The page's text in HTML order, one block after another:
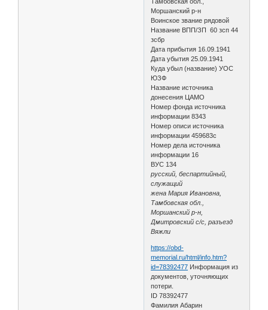
Моршанский р-н
Воинское звание рядовой
Название ВПП/ЗП 60 зсп 44
зсбр
Дата прибытия 16.09.1941
Дата убытия 25.09.1941
Куда убыл (название) УОС
ЮЗФ
Название источника
донесения ЦАМО
Номер фонда источника
информации 8343
Номер описи источника
информации 459683с
Номер дела источника
информации 16
ВУС 134
русский, беспартийный,
служащий
жена Мария Ивановна,
Тамбовская обл.,
Моршанский р-н,
Дмитровский с/с, разъезд
Вяжли
https://obd-
memorial.ru/html/info.htm?
id=78392477 Информация из
документов, уточняющих
потери.
ID 78392477
Фамилия Абарин